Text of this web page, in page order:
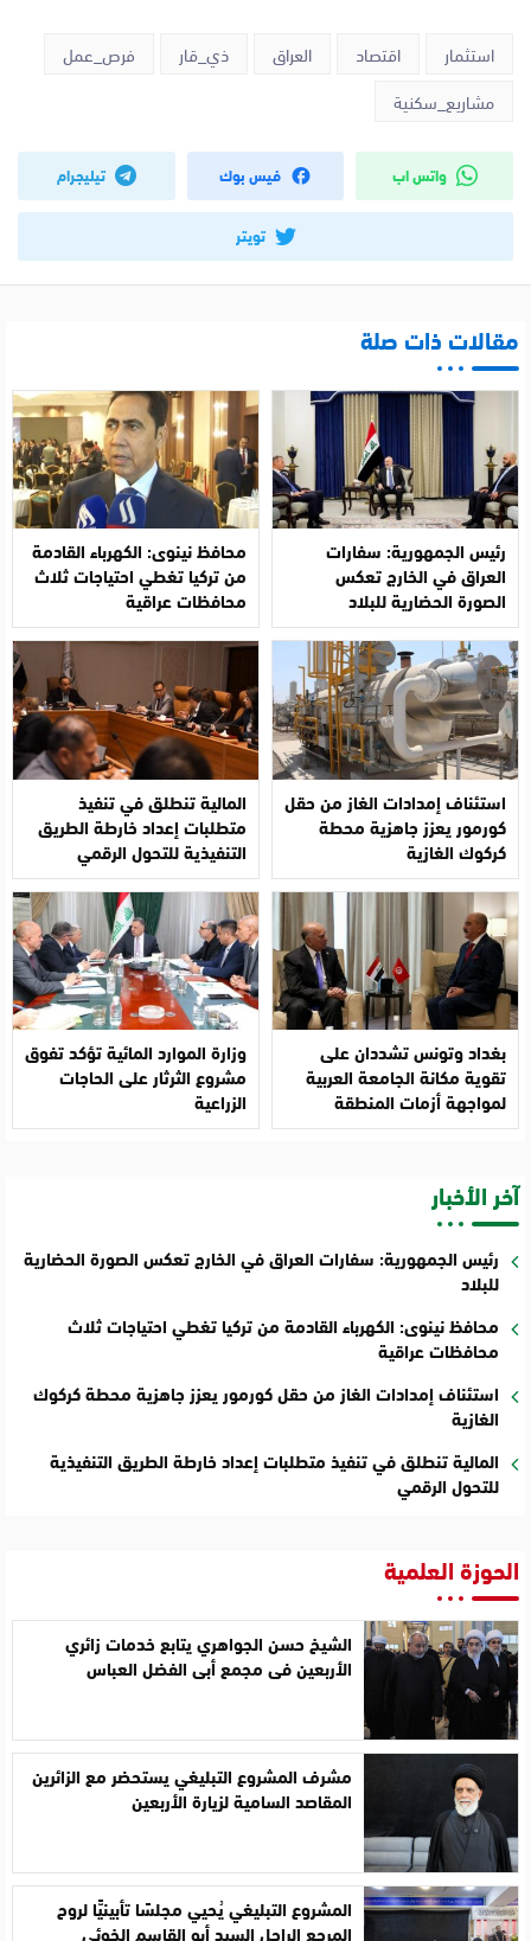
استثمار اقتصاد العراق ذي_قار
فرص_عمل
مشاريع_سكنية
واتس اب فيس بوك تيليجرام
تويتر
مقالات ذات صلة
رئيس الجمهورية: سفارات
العراق في الخارج تعكس
الصورة الحضارية للبلاد
محافظ نينوى: الكهرباء القادمة
من تركيا تغطي احتياجات ثلاث
محافظات عراقية
استئناف إمدادات الغاز من حقل
كورمور يعزز جاهزية محطة
كركوك الغازية
المالية تنطلق في تنفيذ
متطلبات إعداد خارطة الطريق
التنفيذية للتحول الرقمي
بغداد وتونس تشددان على
تقوية مكانة الجامعة العربية
لمواجهة أزمات المنطقة
وزارة الموارد المائية تؤكد تفوق
مشروع الثرثار على الحاجات
الزراعية
آخر الأخبار
رئيس الجمهورية: سفارات العراق في الخارج تعكس الصورة الحضارية
للبلاد
محافظ نينوى: الكهرباء القادمة من تركيا تغطي احتياجات ثلاث
محافظات عراقية
استئناف إمدادات الغاز من حقل كورمور يعزز جاهزية محطة كركوك
الغازية
المالية تنطلق في تنفيذ متطلبات إعداد خارطة الطريق التنفيذية
للتحول الرقمي
الحوزة العلمية
الشيخ حسن الجواهري يتابع خدمات زائري
الأربعين في مجمع أبي الفضل العباس
مشرف المشروع التبليغي يستحضر مع الزائرين
المقاصد السامية لزيارة الأربعين
المشروع التبليغي يُحيي مجلسًا تأبينيًّا لروح
المرجع الراحل السيد أبو القاسم الخوئي